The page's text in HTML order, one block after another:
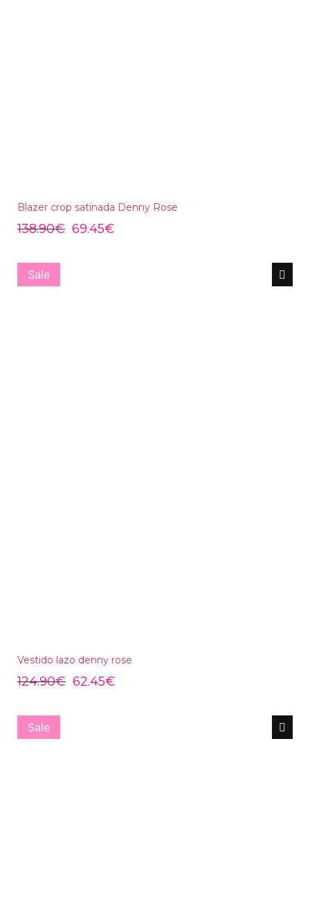
Blazer crop satinada Denny Rose
138.90€ 69.45€
Sale
Vestido lazo denny rose
124.90€ 62.45€
Sale